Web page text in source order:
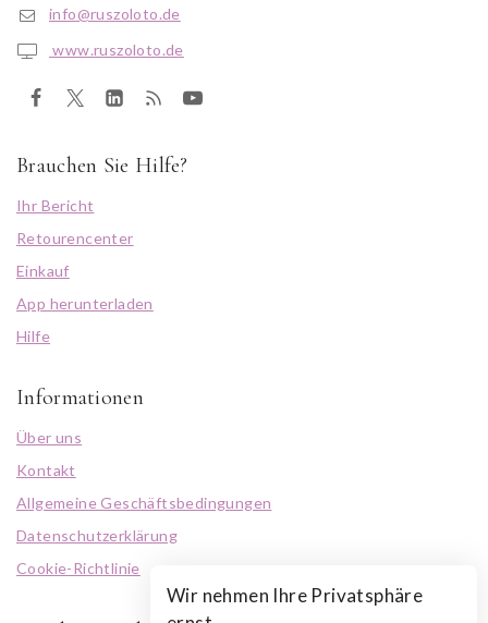
info@ruszoloto.de
www.ruszoloto.de
Brauchen Sie Hilfe?
Ihr Bericht
Retourencenter
Einkauf
App herunterladen
Hilfe
Informationen
Über uns
Kontakt
Allgemeine Geschäftsbedingungen
Datenschutzerklärung
Cookie-Richtlinie
Wir nehmen Ihre Privatsphäre